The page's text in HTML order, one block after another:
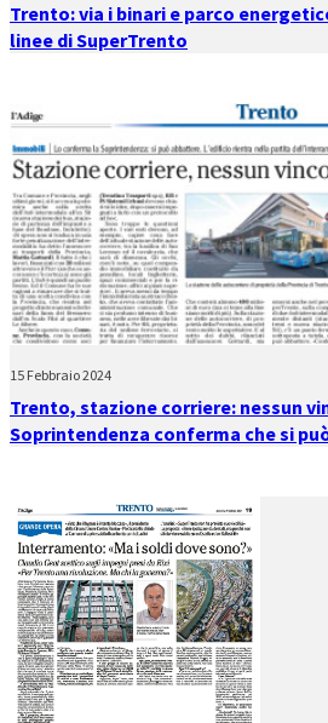
Trento: via i binari e parco
linee di SuperTrento
15 Febbraio 2024
Trento, stazione corriere: nessun
Soprintendenza conferma che si